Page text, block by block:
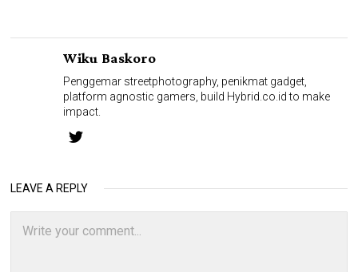
Wiku Baskoro
Penggemar streetphotography, penikmat gadget,
platform agnostic gamers, build Hybrid.co.id to make
impact.
LEAVE A REPLY